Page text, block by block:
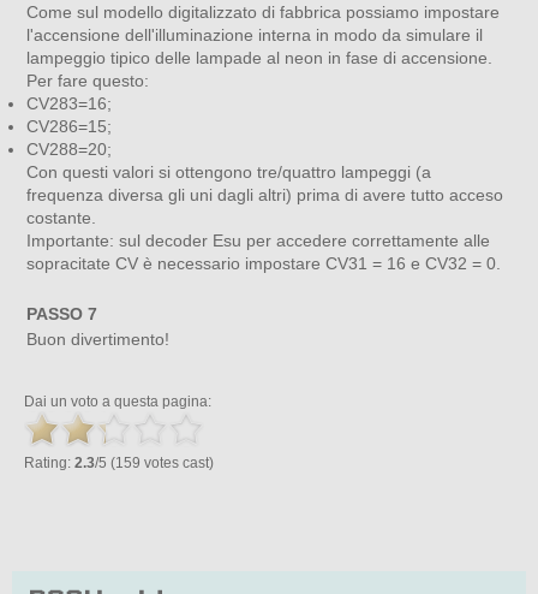
Come sul modello digitalizzato di fabbrica possiamo impostare
l'accensione dell'illuminazione interna in modo da simulare il
lampeggio tipico delle lampade al neon in fase di accensione.
Per fare questo:
CV283=16;
CV286=15;
CV288=20;
Con questi valori si ottengono tre/quattro lampeggi (a
frequenza diversa gli uni dagli altri) prima di avere tutto acceso
costante.
Importante: sul decoder Esu per accedere correttamente alle
sopracitate CV è necessario impostare CV31 = 16 e CV32 = 0.
PASSO 7
Buon divertimento!
Dai un voto a questa pagina:
Rating: 2.3/5 (159 votes cast)